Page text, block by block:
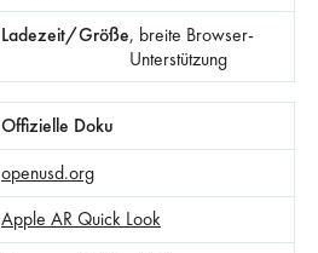
Ladezeit/Größe, breite Browser-
Unterstützung
Offizielle Doku
openusd.org
Apple AR Quick Look